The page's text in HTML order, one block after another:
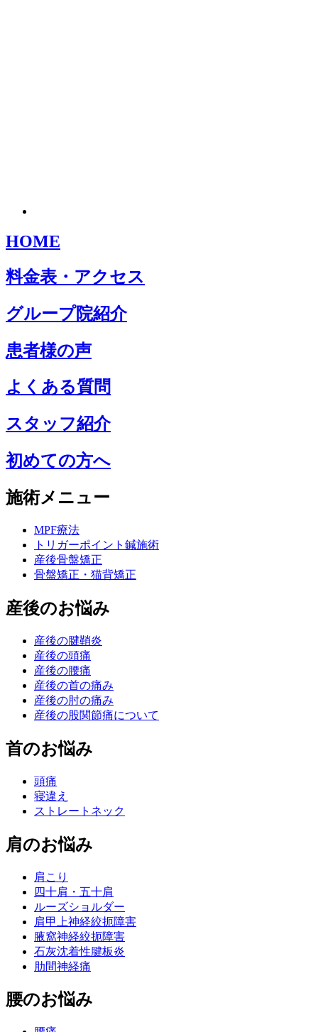
HOME
料金表・アクセス
グループ院紹介
患者様の声
よくある質問
スタッフ紹介
初めての方へ
施術メニュー
MPF療法
トリガーポイント鍼施術
産後骨盤矯正
骨盤矯正・猫背矯正
産後のお悩み
産後の腱鞘炎
産後の頭痛
産後の腰痛
産後の首の痛み
産後の肘の痛み
産後の股関節痛について
首のお悩み
頭痛
寝違え
ストレートネック
肩のお悩み
肩こり
四十肩・五十肩
ルーズショルダー
肩甲上神経絞扼障害
腋窩神経絞扼障害
石灰沈着性腱板炎
肋間神経痛
腰のお悩み